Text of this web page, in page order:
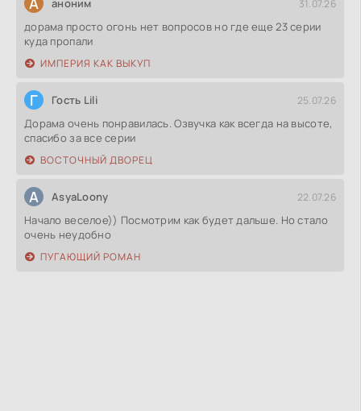
аноним 31.07.26
дорама просто огонь нет вопросов но где еще 23 серии
куда пропали
ИМПЕРИЯ КАК ВЫКУП
Г Гость Lili 25.07.26
Дорама очень понравилась. Озвучка как всегда на высоте,
спасибо за все серии
ВОСТОЧНЫЙ ДВОРЕЦ
A AsyaLoony 22.07.26
Начало веселое)) Посмотрим как будет дальше. Но стало
очень неудобно
ПУГАЮЩИЙ РОМАН